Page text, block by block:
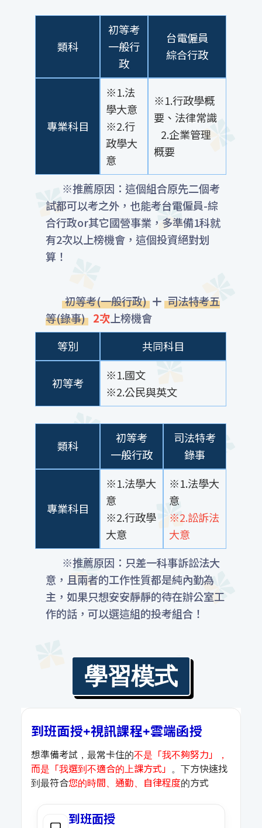
類科
初等考
一般行
政
台電僱員
綜合行政
專業科目
※1.法
學大意
※2.行
政學大
意
※1.行政學概
要、法律常識
2.企業管理
概要
※推薦原因：這個組合原先二個考
試都可以考之外，也能考台電僱員-綜
合行政or其它國營事業，多準備1科就
有2次以上榜機會，這個投資絕對划
算！
初等考(一般行政)
司法特考五
等(錄事) 2次 上榜機會
等別
共同科目
初等考
※1.國文
※2.公民與英文
類科
初等考
一般行政
司法特考
錄事
專業科目
※1.法學大
意
※2.行政學
大意
※1.法學大
意
※2.訟訴法
大意
※推薦原因：只差一科事訴訟法大
意，且兩者的工作性質都是純內勤為
主，如果只想安安靜靜的待在辦公室工
作的話，可以選這組的投考組合！
學習模式
到班面授+視訊課程+雲端函授
想準備考試，最常卡住的不是「我不夠努力」，
而是「我選到不適合的上課方式」 。下方快速找
到最符合您的時間、通勤、自律程度的方式
到班面授